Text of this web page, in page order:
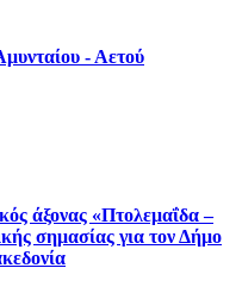
- Αετού
άξονας «Πτολεμαΐδα –
σημασίας για τον Δήμο